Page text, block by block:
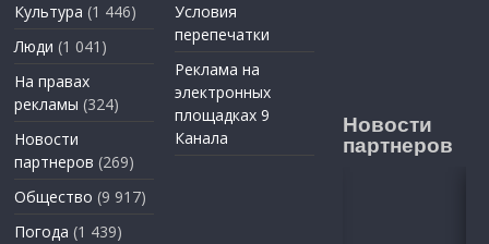
Культура (1 446)
Люди (1 041)
На правах
рекламы (324)
Новости
партнеров (269)
Общество (9 917)
Погода (1 439)
Условия
перепечатки
Реклама на
электронных
площадках 9
Канала
Новости
партнеров